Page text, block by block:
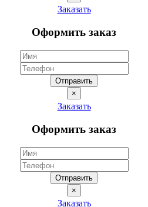
Заказать
Оформить заказ
Отправить
×
Заказать
Оформить заказ
Отправить
×
Заказать